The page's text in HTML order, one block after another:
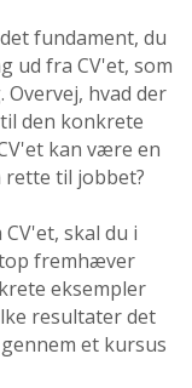
fundament, du
ud fra CV'et, som
hvad der
den konkrete
kan være en
til jobbet?
skal du i
fremhæver
eksempler
resultater det
et kursus